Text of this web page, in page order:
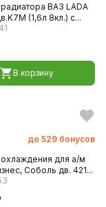
ВАЗ LADA
(1,6л 8кл.) с...
В корзину
до 529 бонусов
для а/м
Соболь дв. 421...